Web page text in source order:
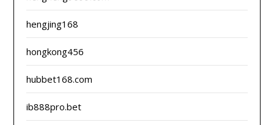
hengjing168
hongkong456
hubbet168.com
ib888pro.bet